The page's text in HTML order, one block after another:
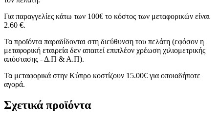
Για παραγγελίες κάτω των 100€ το κόστος των μεταφορικών είναι
2.60 €.
Τα προϊόντα παραδίδονται στη διεύθυνση του πελάτη (εφόσον η
μεταφορική εταιρεία δεν απαιτεί επιπλέον χρέωση χιλιομετρικής
απόστασης - Δ.Π & Α.Π).
Τα μεταφορικά στην Κύπρο κοστίζουν 15.00€ για οποιαδήποτε
αγορά.
Σχετικά προϊόντα